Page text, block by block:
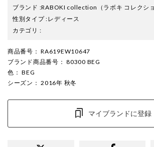
ブランド :RABOKI collection （ラボキ コレクシ
性別タイプ:レディース
カテゴリ :
商品番号 ： RA619EW10647
ブランド商品番号 ： 80300 BEG
色 ： BEG
シーズン ： 2016年 秋冬
マイブランドに登録